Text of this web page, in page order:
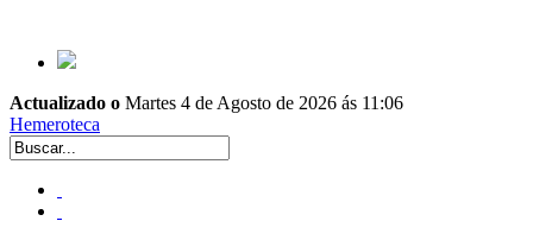
Actualizado o Martes 4 de Agosto de 2026 ás 11:06
Hemeroteca